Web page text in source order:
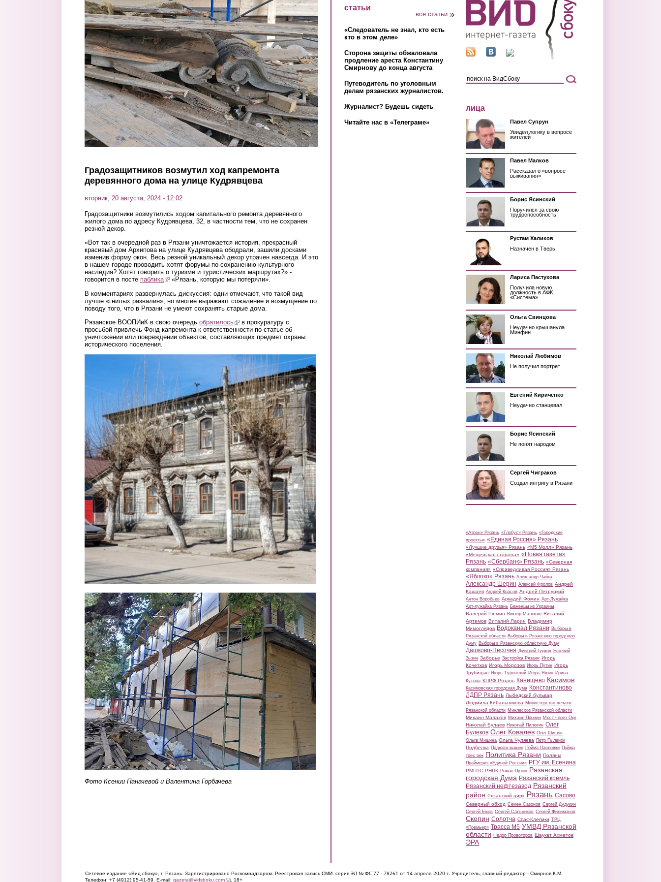
Перейти к основному содержанию
Градозащитников возмутил ход капремонта
деревянного дома на улице Кудрявцева
вторник, 20 августа, 2024 - 12:02
Градозащитники возмутились ходом капитального ремонта деревянного
жилого дома по адресу Кудрявцева, 32, в частности тем, что не сохранен
резной декор.
«Вот так в очередной раз в Рязани уничтожается история, прекрасный
красивый дом Архипова на улице Кудрявцева ободрали, зашили досками
изменив форму окон. Весь резной уникальный декор утрачен навсегда. И это
в нашем городе проводить хотят форумы по сохранению культурного
наследия? Хотят говорить о туризме и туристических маршрутах?» -
говорится в посте паблика(link is external)
«Рязань, которую мы потеряли».
В комментариях развернулась дискуссия: одни отмечают, что такой вид
лучше «гнилых развалин», но многие выражают сожаление и возмущение по
поводу того, что в Рязани не умеют сохранять старые дома.
Рязанское ВООПИиК в свою очередь обратилось(link is external)
в прокуратуру с
просьбой привлечь Фонд капремонта к ответственности по статье об
уничтожении или повреждении объектов, составляющих предмет охраны
исторического поселения.
kudryavceva.jpg
kudryavceva2.jpg
Фото Ксении Паначевой и Валентина Горбачева
статьи
все статьи
«Следователь не знал, кто есть
кто в этом деле»
Сторона защиты обжаловала
продление ареста Константину
Смирнову до конца августа
Путеводитель по уголовным
делам рязанских журналистов.
Журналист? Будешь сидеть
Читайте нас в «Телеграме»
лица
Павел Супрун
Увидел логику в вопросе
жителей
Павел Малков
Рассказал о «вопросе
выживания»
Борис Ясинский
Поручился за свою
трудоспособность
Рустам Халиков
Назначен в Тверь
Лариса Пастухова
Получила новую
должность в АФК
«Система»
Ольга Свинцова
Неудачно крышанула
Минфин
Николай Любимов
Не получил портрет
Евгений Кириченко
Неудачно станцевал
Борис Ясинский
Не понят народом
Сергей Чиграков
Создал интригу в Рязани
«Атрон» Рязань «Глобус» Рязань «Городские
проекты» «Единая Россия» Рязань
«Лучшие друзья» Рязань «М5 Молл» Рязань
«Мещерская сторона» «Новая газета»
Рязань «Сбербанк» Рязань «Северная
компания» «Справедливая Россия» Рязань
«Яблоко» Рязань Александр Чайка
Александр Шерин Алексей Фролов Андрей
Кашаев Андрей Красов Андрей Петруцкий
Антон Воробьев Аркадий Фомин Арт-Лужайка
Арт-лужайка Рязань Беженцы из Украины
Валерий Рюмин Виктор Малюгин Виталий
Артемов Виталий Ларин Владимир
Мимоглядов Водоканал Рязани Выборы в
Рязанской области Выборы в Рязанскую городскую
Думу Выборы в Рязанскую областную Думу
Дашково-Песочня Дмитрий Гудков Евгений
Зызин Заборье Застройка Рязани Игорь
Кочетков Игорь Морозов Игорь Путин Игорь
Трубицын Игорь Туровский Игорь Яшин Ирина
Кусова КПРФ Рязань Канищево Касимов
Касимовская городская Дума Константиново
ЛДПР Рязань Лыбедский бульвар
Людмила Кибальникова Министерство печати
Рязанской области Минлесхоз Рязанской области
Михаил Малахов Михаил Пронин Мост через Оку
Николай Булаев Николай Пилюгин Олег
Булеков Олег Ковалев Олег Шишов
Ольга Мишина Ольга Чуляева Петр Пыленок
Подбелка Поджоги машин Пойма Павловки Пойма
трех рек Политика Рязани Поляны
Праймериз «Единой России» РГУ им. Есенина
РМПТС РНПК Роман Путин Рязанская
городская Дума Рязанский кремль
Рязанский нефтезавод Рязанский
район Рязанский цирк Рязань Сасово
Северный обход Семен Сазонов Сергей Дудукин
Сергей Ежов Сергей Сальников Сергей Филимонов
Скопин Солотча Спас-Клепики ТРЦ
«Премьер» Трасса М5 УМВД Рязанской
области Федор Провоторов Шаукат Ахметов
ЭРА
Сетевое издание «Вид сбоку», г. Рязань. Зарегистрировано Роскомнадзором. Реестровая запись СМИ: серия ЭЛ № ФС 77 - 78261 от 14 апреля 2020 г. Учредитель, главный редактор - Смирнов К.М.
Телефон: +7 (4912) 95-41-59. E-mail: gazeta@vidsboku.com(link sends e-mail)
. 18+